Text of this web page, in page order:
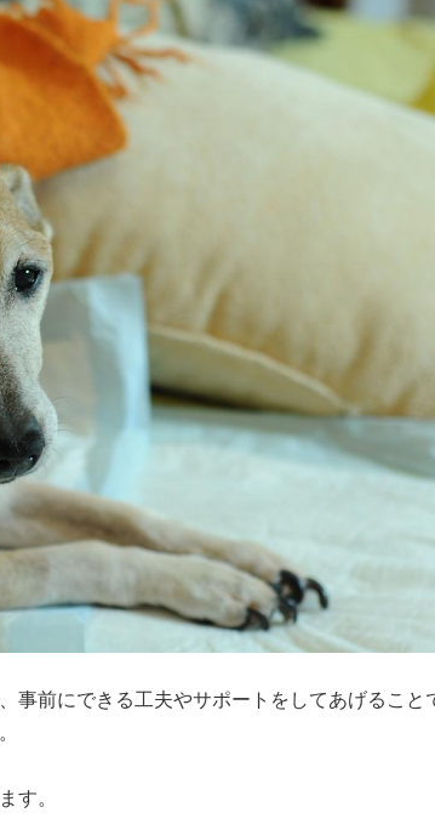
事前にできる工夫やサポートをしてあげること
す。